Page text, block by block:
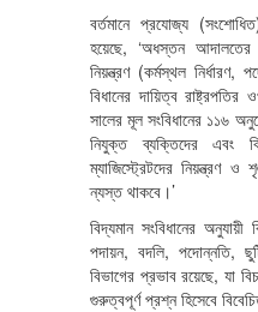
বর্তমানে প্রযোজ্য
হয়েছে, ‘অধস্তন আদালতের
নিয়ন্ত্রণ (কর্মস্থল
বিধানের দায়িত্ব
সালের মূল সংবিধানের ১১৬
নিযুক্ত ব্যক্তিদের এবং
ম্যাজিস্ট্রেটদের নিয়ন্ত্রণ
ন্যস্ত থাকবে।’
বিদ্যমান সংবিধানের অনুযায়ী
পদায়ন, বদলি, পদোন্নতি,
বিভাগের প্রভাব রয়েছে, যা
গুরুত্বপূর্ণ প্রশ্ন হিসেবে